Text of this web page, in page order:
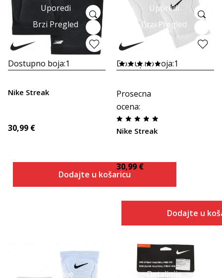
Uporedi
Brzi Pregled
Dostupno boja:1
Nike Streak
30,99 €
Dodajte u košaricu
Uporedi
Brzi Pregled
Dostupno boja:1
Prosecna
ocena:
Nike Streak
30,99 €
Dodajte u
Detaljnije Detaljnije